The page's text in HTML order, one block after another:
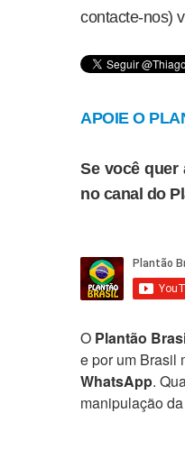
contacte-nos)
APOIE O
Se você quer
no canal do
O Plantão
e por um Brasil
WhatsApp.
manipulação